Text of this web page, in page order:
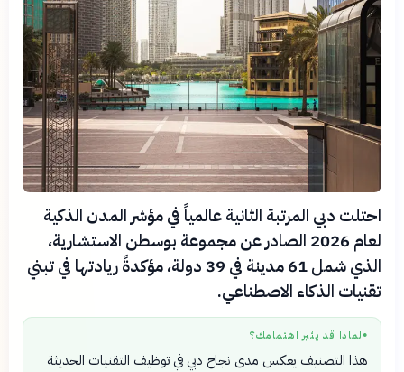
احتلت دبي المرتبة الثانية عالمياً في مؤشر المدن الذكية
لعام 2026 الصادر عن مجموعة بوسطن الاستشارية،
الذي شمل 61 مدينة في 39 دولة، مؤكدةً ريادتها في تبني
تقنيات الذكاء الاصطناعي.
● لماذا قد يثير اهتمامك؟
هذا التصنيف يعكس مدى نجاح دبي في توظيف التقنيات الحديثة